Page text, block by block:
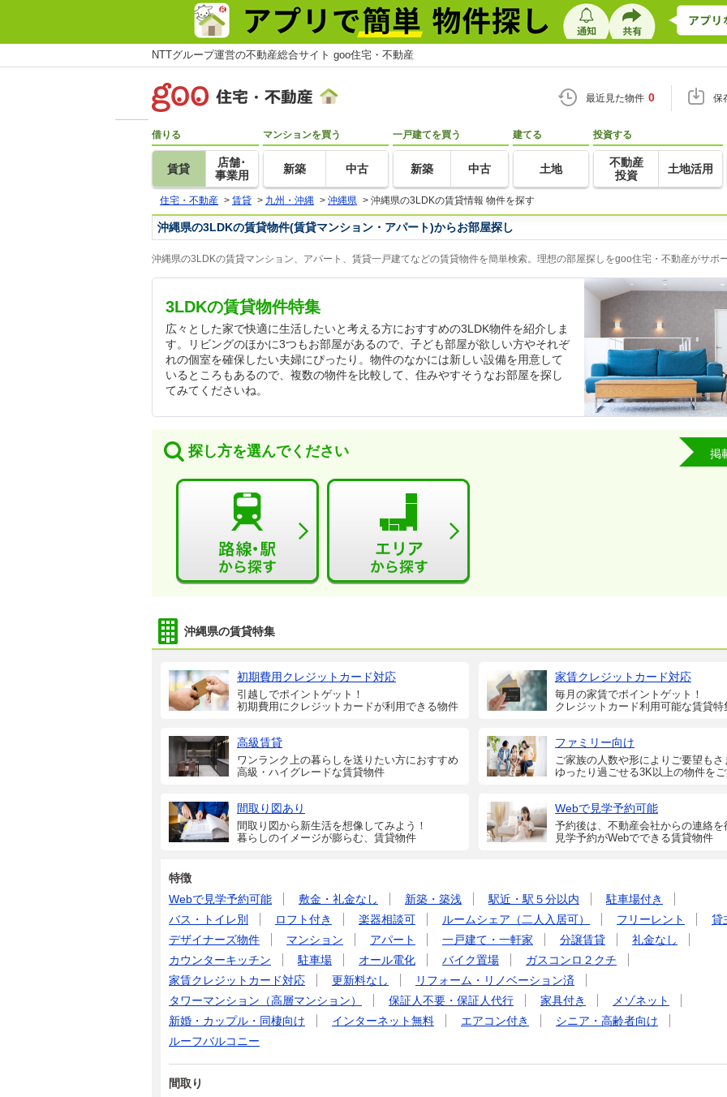
NTTグループ運営の不動産総合サイト goo住宅・不動産
最近見た物件 0 保
借りる
賃貸
店舗･
事業用
マンションを買う
新築 中古
一戸建てを買う
新築 中古
建てる
土地
投資する
不動産
投資
土地活用
住宅・不動産 > 賃貸 > 九州・沖縄 > 沖縄県 > 沖縄県の3LDKの賃貸情報 物件を探す
沖縄県の3LDKの賃貸物件(賃貸マンション・アパート)からお部屋探し
沖縄県の3LDKの賃貸マンション、アパート、賃貸一戸建てなどの賃貸物件を簡単検索。理想の部屋探しをgoo住宅・不動産がサポー
3LDKの賃貸物件特集
広々とした家で快適に生活したいと考える方におすすめの3LDK物件を紹介しま
す。リビングのほかに3つもお部屋があるので、子ども部屋が欲しい方やそれぞ
れの個室を確保したい夫婦にぴったり。物件のなかには新しい設備を用意して
いるところもあるので、複数の物件を比較して、住みやすそうなお部屋を探し
てみてくださいね。
探し方を選んでください 掲
沖縄県の賃貸特集
初期費用クレジットカード対応
引越しでポイントゲット！
初期費用にクレジットカードが利用できる物件
家賃クレジットカード対応
毎月の家賃でポイントゲット！
クレジットカード利用可能な賃貸特
高級賃貸
ワンランク上の暮らしを送りたい方におすすめ
高級・ハイグレードな賃貸物件
ファミリー向け
ご家族の人数や形によりご要望もさ
ゆったり過ごせる3K以上の物件をご
間取り図あり
間取り図から新生活を想像してみよう！
暮らしのイメージが膨らむ、賃貸物件
Webで見学予約可能
予約後は、不動産会社からの連絡を
見学予約がWebでできる賃貸物件
特徴
Webで見学予約可能
敷金・礼金なし 新築・築浅 駅近・駅５分以内
駐車場付き
バス・トイレ別
ロフト付き 楽器相談可 ルームシェア（二人入居可） フリーレント
貸
デザイナーズ物件
マンション アパート 一戸建て・一軒家 分譲賃貸
礼金なし
カウンターキッチン
駐車場 オール電化 バイク置場
ガスコンロ２クチ
家賃クレジットカード対応
更新料なし
リフォーム・リノベーション済
タワーマンション（高層マンション）
保証人不要・保証人代行 家具付き
メゾネット
新婚・カップル・同棲向け
インターネット無料 エアコン付き
シニア・高齢者向け
ルーフバルコニー
間取り